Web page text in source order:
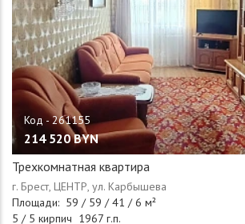
214 520 BYN
Трехкомнатная квартира